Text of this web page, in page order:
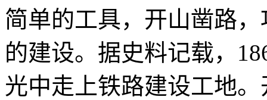
简单的工具，开山凿路
的建设。据史料记载，
光中走上铁路建设工地